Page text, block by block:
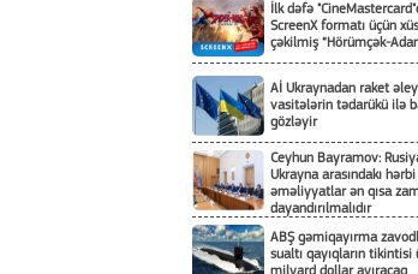
İlk dəfə
ScreenX formatı üçün
çəkilmiş “Hörümçək-
Aİ Ukraynadan raket
vasitələrin tədarükü ilə
gözləyir
Ceyhun Bayramov:
Ukrayna arasındakı hərbi
əməliyyatlar ən qısa
dayandırılmalıdır
ABŞ gəmiqayırma
sualtı qayıqların tikintisi